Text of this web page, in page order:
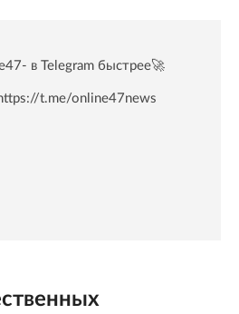
в Telegram быстрее🚀
t.me/online47news